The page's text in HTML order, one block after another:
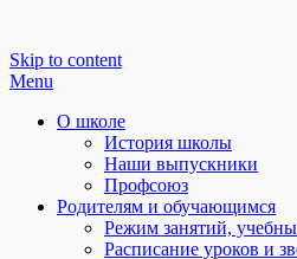
Skip to content
Menu
О школе
История школы
Наши выпускники
Профсоюз
Родителям и обучающимся
Режим занятий,
Расписание уроков и